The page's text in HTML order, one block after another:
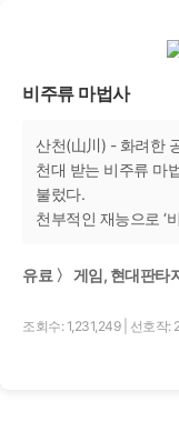
비주류 마법사
산천(山川) - 화려한
천대 받는 비주류 마
불렀다.
천부적인 재능으로 ‘
유료 〉 게임, 현대판타
조회수: 1,231,249 선호작: